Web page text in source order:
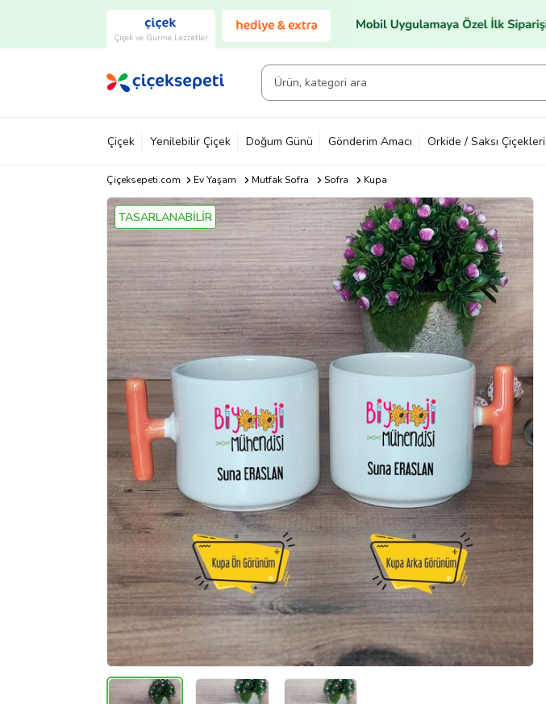
Çiçek ve Gurme Lezzetler
Çiçek Yenilebilir Çiçek Doğum Günü Gönderim Amacı Orkide / Saksı Çiçekleri
Çiçeksepeti.com Ev Yaşam Mutfak Sofra Sofra Kupa
TASARLANABİLİR